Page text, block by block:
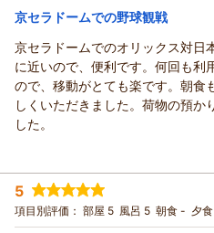
宿泊価格帯： 4,001～5,000円(大人一人
京セラドームでの野球観戦
京セラドームでのオリックス対日
に近いので、便利です。何回も利
ので、移動がとても楽です。朝食
しくいただきました。荷物の預か
した。
宿泊時期： 2026年07月宿泊 (夫婦旅行)
投稿者： ぼるさん
宿泊プラン： 【連泊エコプラン】［朝
掃なしでお得に＜駅チカ＆大浴場あり＞
5
項目別評価： 部屋 5 風呂 5 朝食 - 夕